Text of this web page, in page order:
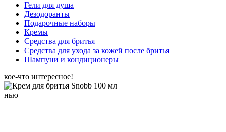
Гели для душа
Дезодоранты
Подарочные наборы
Кремы
Средства для бритья
Средства для ухода за кожей после бритья
Шампуни и кондиционеры
кое-что интересное!
нью